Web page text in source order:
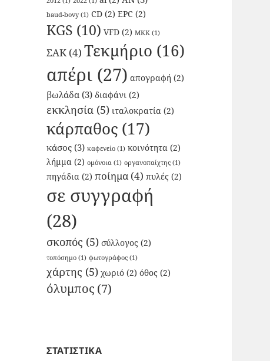
baud-bovy (1) CD (2) EPC (2)
KGS (10) VFD (2) ΜΚΚ (1)
ΣΑΚ (4) Τεκμήριο (16)
απέρι (27) απογραφή (2)
βωλάδα(3) διαφάνι (2)
εκκλησία (5) ιταλοκρατία (2)
κάρπαθος (17)
κάσος(3) καφενείο (1) κοινότητα (2)
λήμμα (2) ομόνοια (1) οργανοπαίχτης (1)
πηγάδια (2) ποίημα (4) πυλές (2)
σε συγγραφή
(28)
σκοπός (5) σύλλογος (2)
τοπόσημο (1) φωτογράφος (1)
χάρτης (5) χωριό (2) όθος (2)
όλυμπος (7)
ΣΤΑΤΙΣΤΙΚΑ